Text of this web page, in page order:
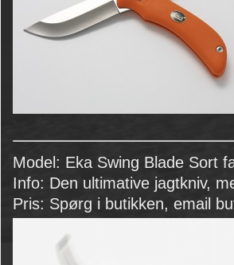
Model: Eka Swing Blade Sort
Info: Den ultimative jagtkniv,
Pris: Spørg i butikken, email